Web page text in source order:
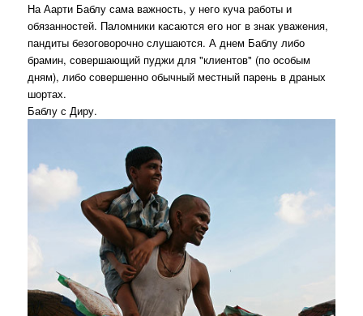
На Аарти Баблу сама важность, у него куча работы и
обязанностей. Паломники касаются его ног в знак уважения,
пандиты безоговорочно слушаются. А днем Баблу либо
брамин, совершающий пуджи для "клиентов" (по особым
дням), либо совершенно обычный местный парень в драных
шортах.
Баблу с Диру.